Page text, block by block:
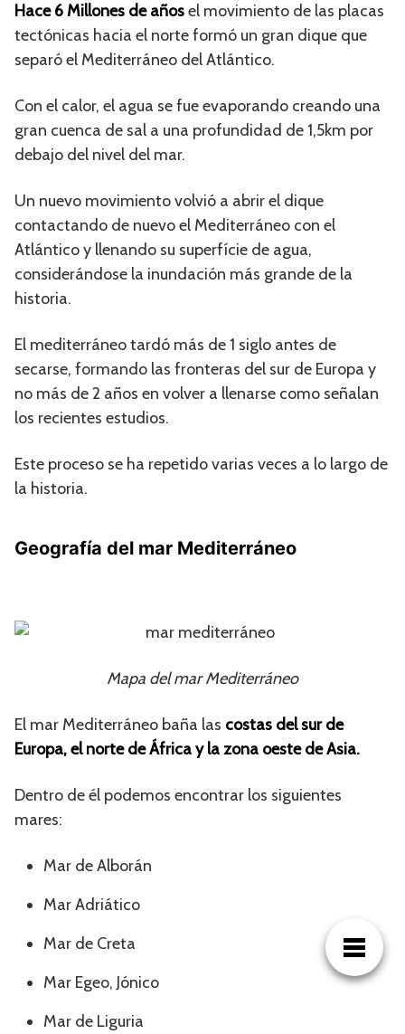
Hace 6 Millones de añosel movimiento de las placas
tectónicas hacia el norte formó un gran dique que
separó el Mediterráneo del Atlántico.
Con el calor, el agua se fue evaporando creando una
gran cuenca de sal a una profundidad de 1,5km por
debajo del nivel del mar.
Un nuevo movimiento volvió a abrir el dique
contactando de nuevo el Mediterráneo con el
Atlántico y llenando su superfície de agua,
considerándose la inundación más grande de la
historia.
El mediterráneo tardó más de 1 siglo antes de
secarse, formando las fronteras del sur de Europa y
no más de 2 años en volver a llenarse como señalan
los recientes estudios.
Este proceso se ha repetido varias veces a lo largo de
la historia.
Geografía del mar Mediterráneo
Mapa del mar Mediterráneo
El mar Mediterráneo baña las costas del sur de
Europa, el norte de África y la zona oeste de Asia.
Dentro de él podemos encontrar los siguientes
mares:
Mar de Alborán
Mar Adriático
Mar de Creta
Mar Egeo, Jónico
Mar de Liguria